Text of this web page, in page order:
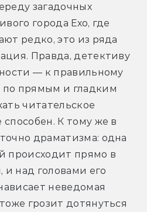
загадочных
города Ехо, где
редко, это из ряда
Правда, детективу
— к правильному
прямым и гладким
читательское
К тому же в
драматизма: одна
происходит прямо в
и над головами его
неведомая
грозит дотянуться